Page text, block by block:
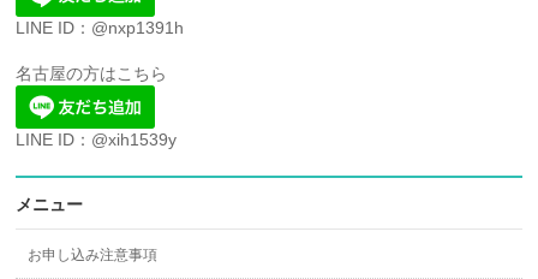
LINE ID：@nxp1391h
名古屋の方はこちら
LINE ID：@xih1539y
メニュー
お申し込み注意事項